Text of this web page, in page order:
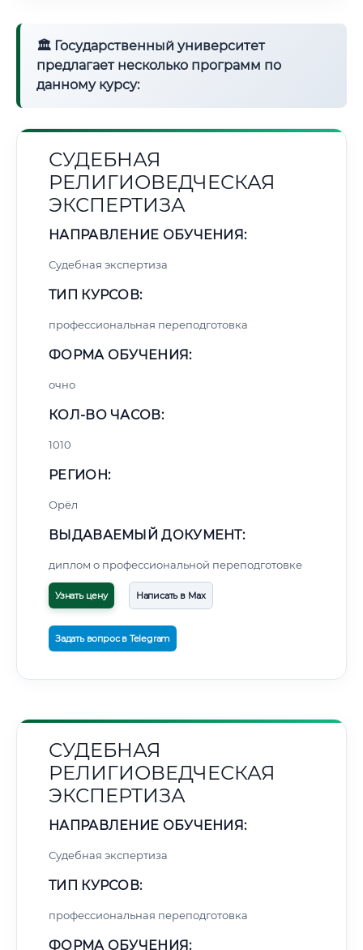
🏛 Государственный университет
предлагает несколько программ по
данному курсу:
СУДЕБНАЯ
РЕЛИГИОВЕДЧЕСКАЯ
ЭКСПЕРТИЗА
НАПРАВЛЕНИЕ ОБУЧЕНИЯ:
Судебная экспертиза
ТИП КУРСОВ:
профессиональная переподготовка
ФОРМА ОБУЧЕНИЯ:
очно
КОЛ-ВО ЧАСОВ:
1010
РЕГИОН:
Орёл
ВЫДАВАЕМЫЙ ДОКУМЕНТ:
диплом о профессиональной переподготовке
Узнать цену Написать в Max
Задать вопрос в Telegram
СУДЕБНАЯ
РЕЛИГИОВЕДЧЕСКАЯ
ЭКСПЕРТИЗА
НАПРАВЛЕНИЕ ОБУЧЕНИЯ:
Судебная экспертиза
ТИП КУРСОВ:
профессиональная переподготовка
ФОРМА ОБУЧЕНИЯ: